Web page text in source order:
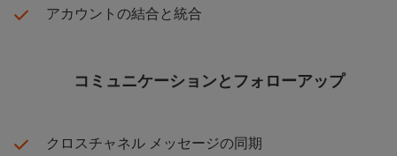
アカウントの結合と統合
コミュニケーションとフォローアップ
クロスチャネル メッセージの同期